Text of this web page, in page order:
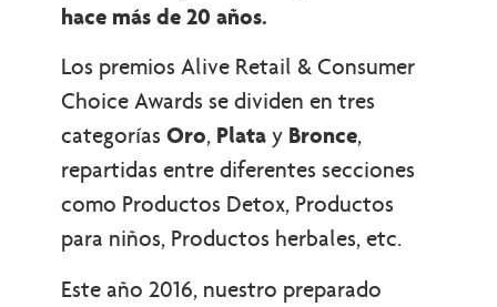
hace más de 20 años.
Los premios Alive Retail & Consumer
Choice Awards se dividen en tres
categorías Oro, Platay Bronce,
repartidas entre diferentes secciones
como Productos Detox, Productos
para niños, Productos herbales, etc.
Este año 2016, nuestro preparado